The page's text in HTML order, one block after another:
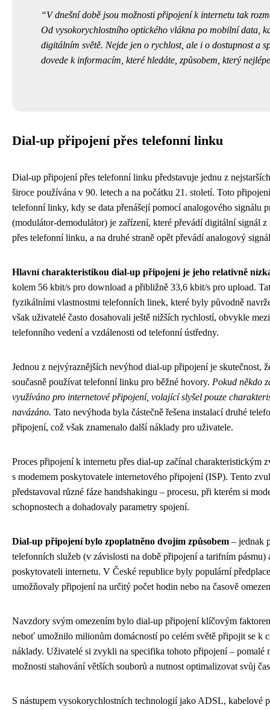
V dnešní době jsou možnosti připojení k internetu tak
Od vysokorychlostního optického vlákna po mobilní data,
digitálním světě. Nejde jen o rychlost, ale i o dostupnost a
dovede k informacím, které hledáte, způsobem, který
Dial-up připojení přes telefonní linku
Dial-up připojení přes telefonní linku představuje jednu z
široce používána v 90. letech a na počátku 21. století. Toto
telefonní linky, kdy se data přenášejí pomocí analogového signálu
(modulátor-demodulátor) je zařízení, které převádí digitální signál z
přes telefonní linku, a na druhé straně opět převádí analogový
Hlavní charakteristikou dial-up připojení je jeho relativně
kolem 56 kbit/s pro download a přibližně 33,6 kbit/s pro upload.
fyzikálními vlastnostmi telefonních linek, které byly původně
však uživatelé často dosahovali ještě nižších rychlostí, obvykle
telefonního vedení a vzdálenosti od telefonní ústředny.
Jednou z nejvýraznějších nevýhod dial-up připojení je skutečnost,
současně používat telefonní linku pro běžné hovory. Pokud někdo
využíváno pro internetové připojení, volající slyšel pouze
navázáno. Tato nevýhoda byla částečně řešena instalací druhé
připojení, což však znamenalo další náklady pro uživatele.
Proces připojení k internetu přes dial-up začínal charakteristickým
s modemem poskytovatele internetového připojení (ISP). Tento
představoval různé fáze handshakingu – procesu, při kterém si
schopnostech a dohadovaly parametry spojení.
Dial-up připojení bylo zpoplatněno dvojím způsobem – jednak
telefonních služeb (v závislosti na době připojení a tarifním pásmu)
poskytovateli internetu. V České republice byly populární
umožňovaly připojení na určitý počet hodin nebo na časově
Navzdory svým omezením bylo dial-up připojení klíčovým
neboť umožnilo milionům domácností po celém světě připojit se k
náklady. Uživatelé si zvykli na specifika tohoto připojení – pomalé
možnosti stahování větších souborů a nutnost optimalizovat svůj
S nástupem vysokorychlostních technologií jako ADSL, kabelové